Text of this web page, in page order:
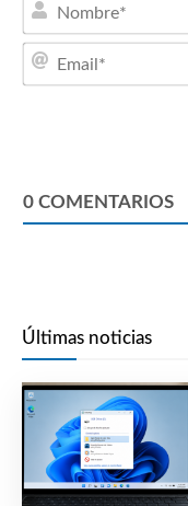
0 COMENTARIOS
Últimas noticias